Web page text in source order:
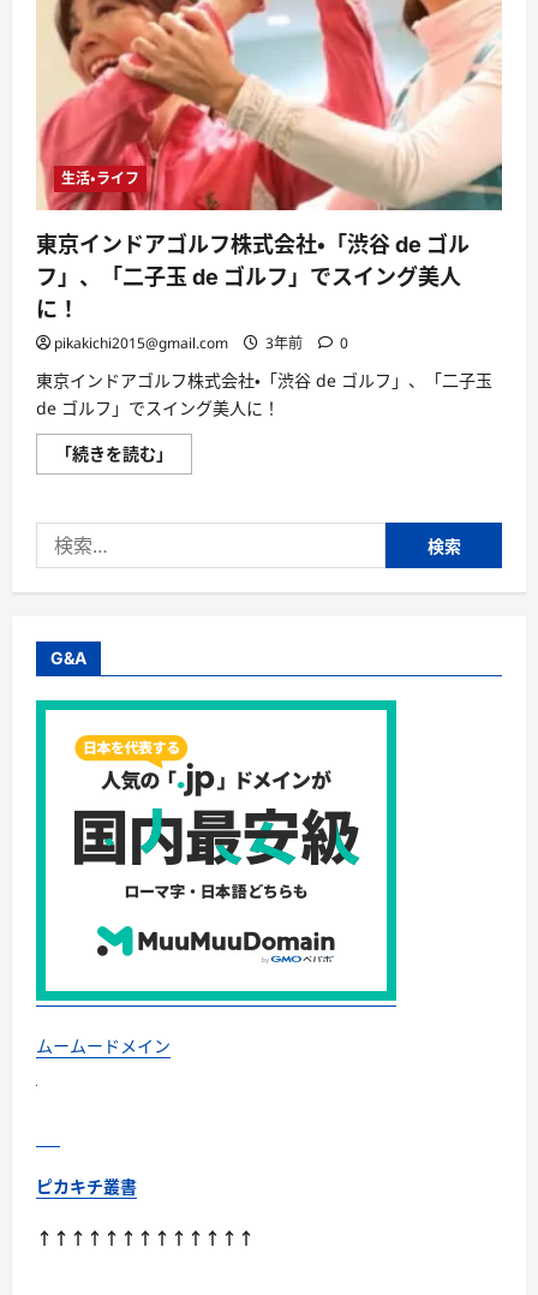
生活・ライフ
東京インドアゴルフ株式会社・「渋谷 de ゴル
フ」、「二子玉 de ゴルフ」でスイング美人
に！
pikakichi2015@gmail.com 3年前 0
東京インドアゴルフ株式会社・「渋谷 de ゴルフ」、「二子玉
de ゴルフ」でスイング美人に！
「続きを読む」
京
ド
ル
フ
「渋
de
ル
フ」、
「二
子
de
ゴ
ル
フ」
で
ス
ン
グ
人
に！
索:
G&A
ムームードメイン
ピカキチ叢書
↑↑↑↑↑↑↑↑↑↑↑↑↑